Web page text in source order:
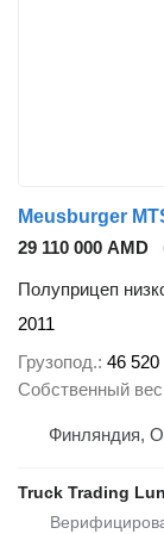
Meusburger
29 110 000 AMD
Полуприцеп
2011
Грузопод. 46 520
Собственный вес
Финляндия,
Truck Trading